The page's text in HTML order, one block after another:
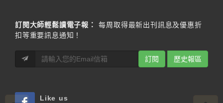
訂閱大師輕鬆讀電子報：
每周取得最新出刊訊息及優惠折
扣等重要訊息通知！
訂閱 歷史報區
Like us